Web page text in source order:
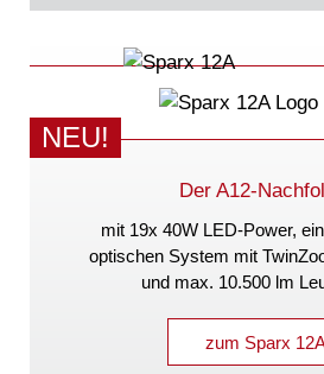
Der A12-
mit 19x 40W LED-Power,
optischen System mit
und max. 10.500 lm
zum Sparx
NEU!